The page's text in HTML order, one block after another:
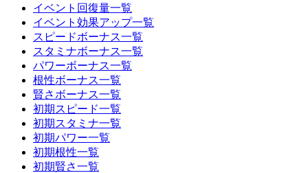
イベント回復量一覧
イベント効果アップ一覧
スピードボーナス一覧
スタミナボーナス一覧
パワーボーナス一覧
根性ボーナス一覧
賢さボーナス一覧
初期スピード一覧
初期スタミナ一覧
初期パワー一覧
初期根性一覧
初期賢さ一覧